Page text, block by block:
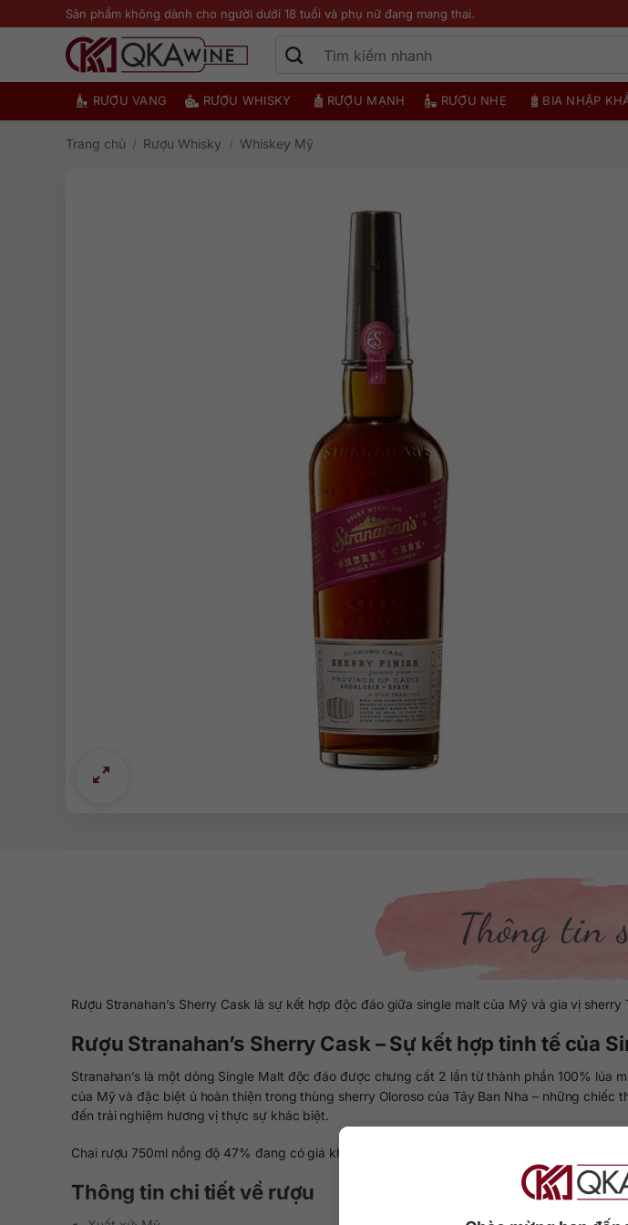
qua
Sản phẩm không dành cho người dưới 18 tuổi và phụ nữ đang mang thai.
RƯỢU VANG RƯỢU WHISKY RƯỢU MẠNH RƯỢU NHẸ BIA NHẬP
Trang chủ / Rượu Whisky / Whiskey Mỹ
Thông tin
Rượu Stranahan’s Sherry Cask là sự kết hợp độc đáo giữa single malt của Mỹ và gia vị
Rượu Stranahan’s Sherry Cask – Sự kết hợp tinh tế của
Stranahan’s là một dòng Single Malt độc đáo được chưng cất 2 lần từ thành phần 100%
của Mỹ và đặc biệt ủ hoàn thiện trong thùng sherry Oloroso của Tây Ban Nha – những
đến trải nghiệm hương vị thực sự khác biệt.
Chai rượu 750ml nồng độ 47% đang có giá khoảng 2.850.000 đồng tại thị trường Việt Nam,
Thông tin chi tiết về rượu